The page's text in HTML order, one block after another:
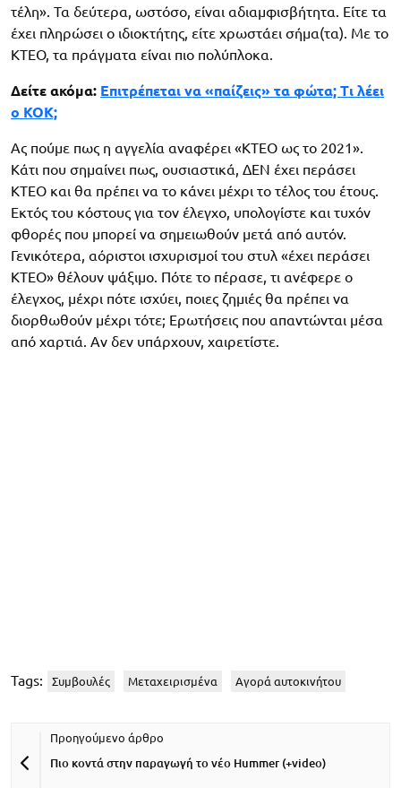
τέλη». Τα δεύτερα, ωστόσο, είναι αδιαμφισβήτητα. Είτε τα
έχει πληρώσει ο ιδιοκτήτης, είτε χρωστάει σήμα(τα). Με το
ΚΤΕΟ, τα πράγματα είναι πιο πολύπλοκα.
Δείτε ακόμα: Επιτρέπεται να «παίζεις» τα φώτα; Τι λέει
ο ΚΟΚ;
Ας πούμε πως η αγγελία αναφέρει «ΚΤΕΟ ως το 2021».
Κάτι που σημαίνει πως, ουσιαστικά, ΔΕΝ έχει περάσει
ΚΤΕΟ και θα πρέπει να το κάνει μέχρι το τέλος του έτους.
Εκτός του κόστους για τον έλεγχο, υπολογίστε και τυχόν
φθορές που μπορεί να σημειωθούν μετά από αυτόν.
Γενικότερα, αόριστοι ισχυρισμοί του στυλ «έχει περάσει
ΚΤΕΟ» θέλουν ψάξιμο. Πότε το πέρασε, τι ανέφερε ο
έλεγχος, μέχρι πότε ισχύει, ποιες ζημιές θα πρέπει να
διορθωθούν μέχρι τότε; Ερωτήσεις που απαντώνται μέσα
από χαρτιά. Αν δεν υπάρχουν, χαιρετίστε.
Tags: Συμβουλές Μεταχειρισμένα Αγορά αυτοκινήτου
Πιο κοντά στην παραγωγή το νέο Hummer (+video)